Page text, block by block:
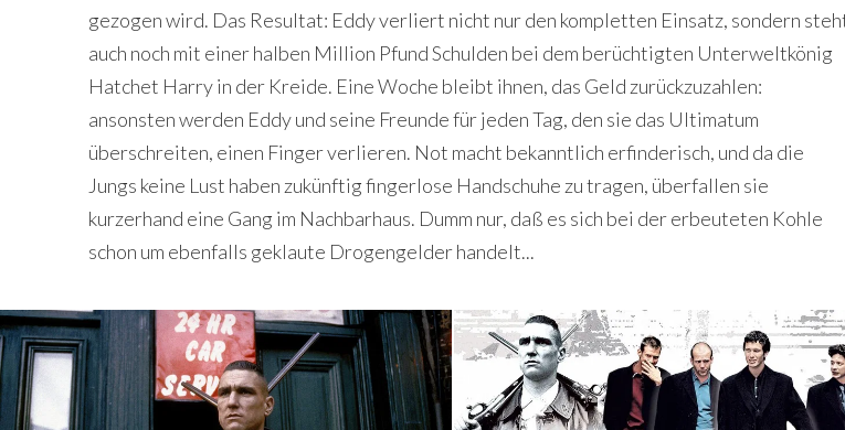
gezogen wird. Das Resultat: Eddy verliert nicht nur den kompletten Einsatz, sondern
auch noch mit einer halben Million Pfund Schulden bei dem berüchtigten Unterweltkönig
Hatchet Harry in der Kreide. Eine Woche bleibt ihnen, das Geld zurückzuzahlen:
ansonsten werden Eddy und seine Freunde für jeden Tag, den sie das Ultimatum
überschreiten, einen Finger verlieren. Not macht bekanntlich erfinderisch, und da die
Jungs keine Lust haben zukünftig fingerlose Handschuhe zu tragen, überfallen sie
kurzerhand eine Gang im Nachbarhaus. Dumm nur, daß es sich bei der erbeuteten Kohle
schon um ebenfalls geklaute Drogengelder handelt...